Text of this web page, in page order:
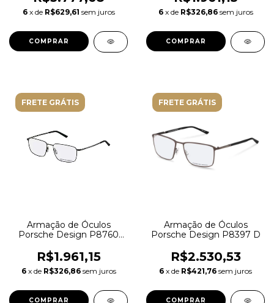
Polarizado
6 x de R$629,61 sem juros 6 x de R$326,86 sem juros
FRETE GRÁTIS
Armação de Óculos
Porsche Design P8760
R$1.961,15
6 x de R$326,86 sem juros
FRETE GRÁTIS
Armação de Óculos
Porsche Design P8397 D
R$2.530,53
6 x de R$421,76 sem juros